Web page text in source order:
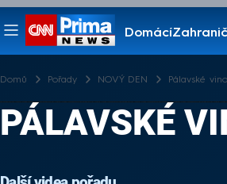
Domácí
Pořady
Domů Pořady NOVÝ DEN Pálavské
PÁLAVSKÉ